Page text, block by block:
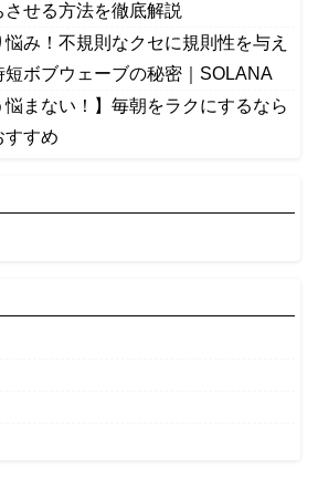
せる方法を徹底解説
み！不規則なクセに規則性を与え
ボブウェーブの秘密｜SOLANA
悩まない！】毎朝をラクにするなら
すすめ